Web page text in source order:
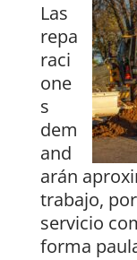
Las
repa
raci
one
s
dem
and
arán
trabajo,
servicio
forma